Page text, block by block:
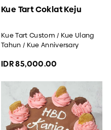
Kue Tart Coklat Keju
Kue Tart Custom / Kue Ulang
Tahun / Kue Anniversary
IDR 85,000.00